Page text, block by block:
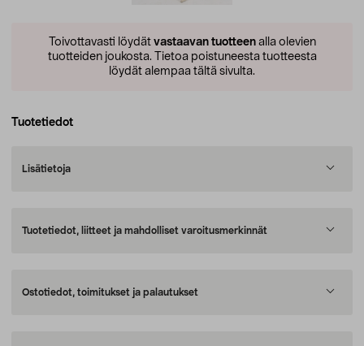
Toivottavasti löydät vastaavan tuotteenalla olevien
tuotteiden joukosta. Tietoa poistuneesta tuotteesta
löydät alempaa tältä sivulta.
Tuotetiedot
Lisätietoja
Tuotetiedot, liitteet ja mahdolliset varoitusmerkinnät
Ostotiedot, toimitukset ja palautukset